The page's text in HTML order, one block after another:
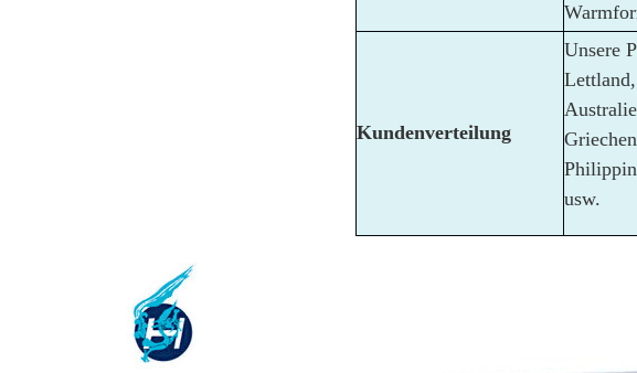
Kundenverteilung
Unsere
usw.